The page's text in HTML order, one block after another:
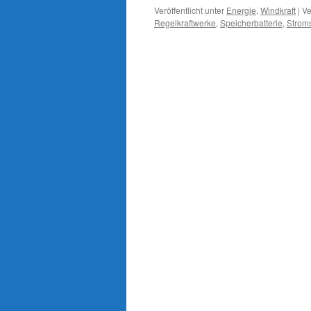
Veröffentlicht unter Energie, Windkraft |
Regelkraftwerke, Speicherbatterie,